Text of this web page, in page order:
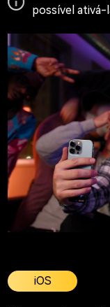
possível ativá-
iOS